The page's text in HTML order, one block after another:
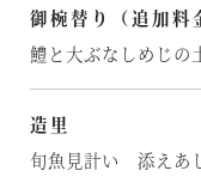
御椀替り（追加料
鱧と大ぶなしめじ
造里
旬魚見計い 添えあ